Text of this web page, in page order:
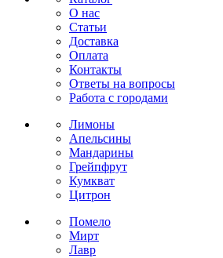
О нас
Статьи
Доставка
Оплата
Контакты
Ответы на вопросы
Работа с городами
Лимоны
Апельсины
Мандарины
Грейпфрут
Кумкват
Цитрон
Помело
Мирт
Лавр